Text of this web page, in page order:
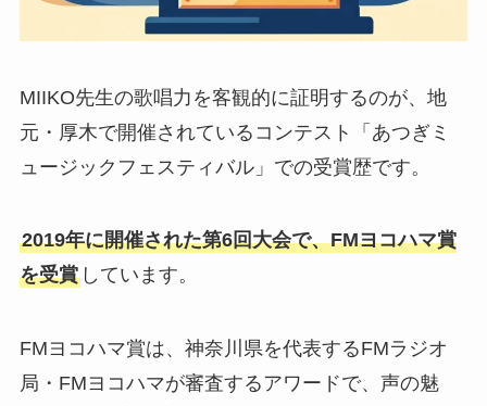
MIIKO先生の歌唱力を客観的に証明するのが、地
元・厚木で開催されているコンテスト「あつぎミ
ュージックフェスティバル」での受賞歴です。
2019年に開催された第6回大会で、FMヨコハマ賞
を受賞しています。
FMヨコハマ賞は、神奈川県を代表するFMラジオ
局・FMヨコハマが審査するアワードで、声の魅